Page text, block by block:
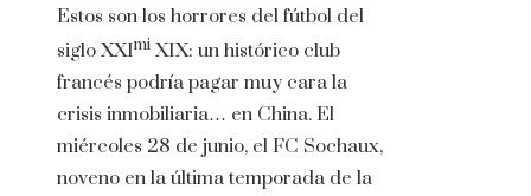
Estos son los horrores del fútbol del
siglo XXImi XIX: un histórico club
francés podría pagar muy cara la
crisis inmobiliaria… en China. El
miércoles 28 de junio, el FC Sochaux,
noveno en la última temporada de la